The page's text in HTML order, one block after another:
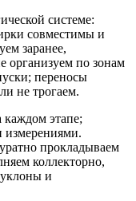
системе:
совместимы и
заранее,
организуем по зонам
переносы
не трогаем.
каждом этапе;
измерениями.
прокладываем
коллекторно,
и